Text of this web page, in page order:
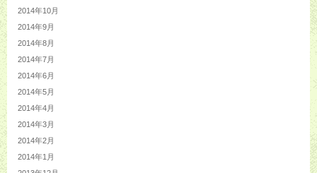
2014年10月
2014年9月
2014年8月
2014年7月
2014年6月
2014年5月
2014年4月
2014年3月
2014年2月
2014年1月